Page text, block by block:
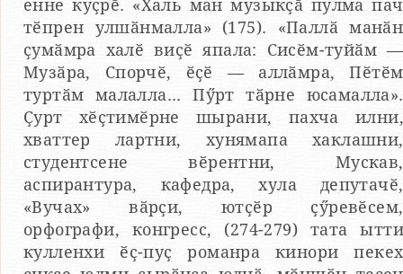
енне куҫрӗ. «Халь ман музыкҫӑ пулма пач
тӗпрен улшӑнмалла» (175). «Паллӑ манӑн
ҫумӑмра халӗ виҫӗ япала: Сисӗм-туйӑм —
Музӑра, Спорчӗ, ӗҫӗ — аллӑмра, Пӗтӗм
туртӑм малалла... Пӳрт тӑрне юсамалла».
Ҫурт хӗҫтимӗрне шырани, пахча илни,
хваттер лартни, хунямапа хаклашни,
студентсене вӗрентни, Мускав,
аспирантура, кафедра, хула депутачӗ,
«Вучах» вӑрҫи, ютҫӗр ҫӳревӗсем,
орфографи, конгресс, (274-279) тата ытти
кулленхи ӗҫ-пуҫ романра кинори пекех